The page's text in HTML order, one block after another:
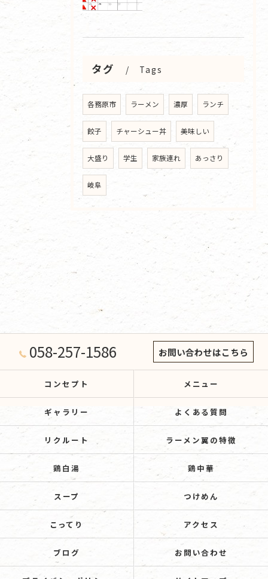
タグ Tags
各務原市 ラーメン 濃厚 ランチ
餃子 チャーシュー丼 美味しい
大盛り 学生 家族連れ あっさり
岐阜
058-257-1586 お問い合わせはこちら
コンセプト メニュー
ギャラリー よくある質問
リクルート ラーメン翼の特徴
鶏白湯 鶏中華
スープ つけめん
こってり アクセス
ブログ お問い合わせ